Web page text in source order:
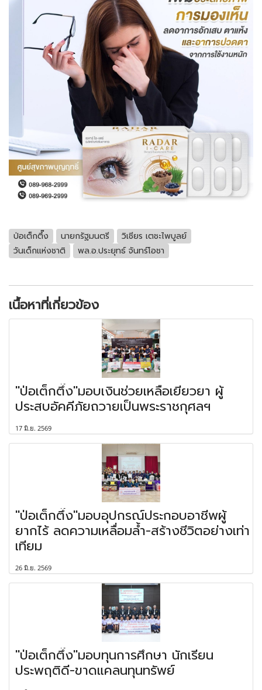
ป่อเต็กตึ๊ง นายกรัฐมนตรี
วิเชียร เตชะไพบูลย์
วันเด็กแห่งชาติ
พล.อ.ประยุทธ์ จันทร์โอชา
เนื้อหาที่เกี่ยวข้อง
"ป่อเต็กตึ๊ง"มอบเงินช่วยเหลือเยียวยา ผู้
ประสบอัคคีภัยถวายเป็นพระราชกุศลฯ
17 มิ.ย. 2569
"ป่อเต็กตึ๊ง"มอบอุปกรณ์ประกอบอาชีพผู้
ยากไร้ ลดความเหลื่อมล้ำ-สร้างชีวิตอย่างเท่า
เทียม
26 มิ.ย. 2569
"ป่อเต็กตึ๊ง"มอบทุนการศึกษา นักเรียน
ประพฤติดี-ขาดแคลนทุนทรัพย์